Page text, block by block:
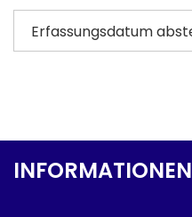
INFORMATIONEN